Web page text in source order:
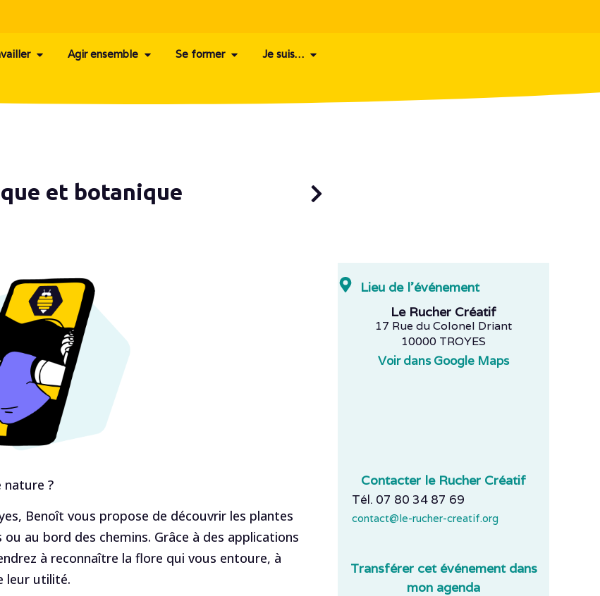
Agir ensemble Se former Je suis…
et botanique
Lieu de l'événement
Le Rucher Créatif
17 Rue du Colonel Driant
10000 TROYES
Voir dans Google Maps
nature ?
Benoît vous propose de découvrir les plantes
au bord des chemins. Grâce à des applications
à reconnaître la flore qui vous entoure, à
leur utilité.
Contacter le Rucher Créatif
Tél. 07 80 34 87 69
contact@le-rucher-creatif.org
Transférer cet événement dans
mon agenda